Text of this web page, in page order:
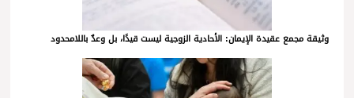
وثيقة مجمع عقيدة الإيمان: الأحادية الزوجية ليست قيدًا، بل وعدٌ باللامحدود